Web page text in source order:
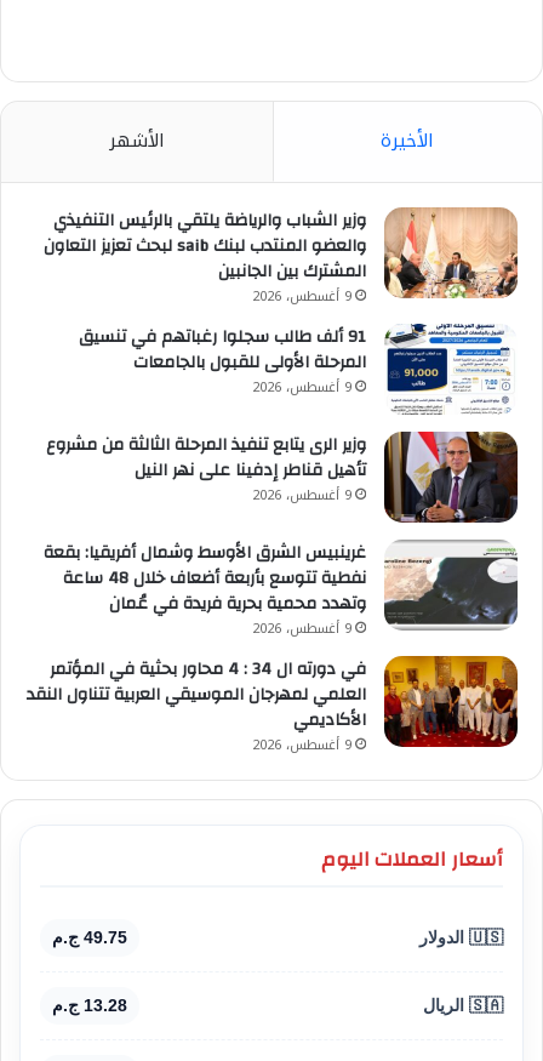
الأخيرة الأشهر
وزير الشباب والرياضة يلتقي بالرئيس التنفيذي
والعضو المنتدب لبنك saib لبحث تعزيز التعاون
المشترك بين الجانبين
9 أغسطس، 2026
91 ألف طالب سجلوا رغباتهم في تنسيق
المرحلة الأولى للقبول بالجامعات
9 أغسطس، 2026
وزير الرى يتابع تنفيذ المرحلة الثالثة من مشروع
تأهيل قناطر إدفينا على نهر النيل
9 أغسطس، 2026
غرينبيس الشرق الأوسط وشمال أفريقيا: بقعة
نفطية تتوسع بأربعة أضعاف خلال 48 ساعة
وتهدد محمية بحرية فريدة في عُمان
9 أغسطس، 2026
في دورته ال 34 : 4 محاور بحثية في المؤتمر
العلمي لمهرجان الموسيقي العربية تتناول النقد
الأكاديمي
9 أغسطس، 2026
أسعار العملات اليوم
🇺🇸 الدولار 49.75 ج.م
🇸🇦 الريال 13.28 ج.م